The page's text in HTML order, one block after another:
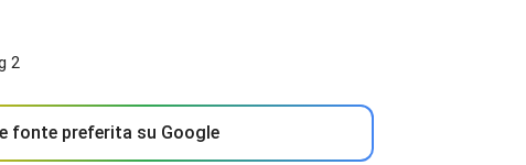
fonte preferita su Google